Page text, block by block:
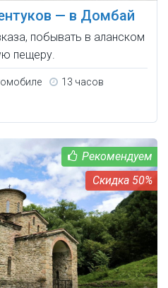
— в Домбай
побывать в аланском
пещеру.
13 часов
50%